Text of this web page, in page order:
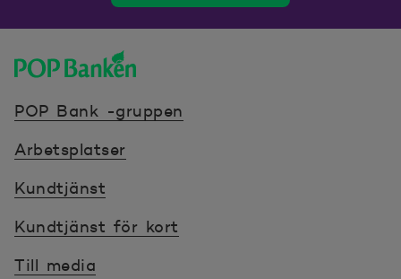
POP Bank -gruppen
Arbetsplatser
Kundtjänst
Kundtjänst för kort
Till media